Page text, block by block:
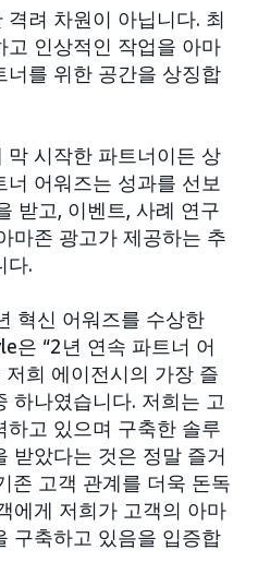
려 차원이 아닙니다. 최
고 인상적인 작업을 아마
너를 위한 공간을 상징합
막 시작한 파트너이든 상
어워즈는 성과를 선보
받고, 이벤트, 사례 연구
마존 광고가 제공하는 추
다.
혁신 어워즈를 수상한
은 “2년 연속 파트너 어
희 에이전시의 가장 즐
하나였습니다. 저희는 고
고 있으며 구축한 솔루
받았다는 것은 정말 즐거
존 고객 관계를 더욱 돈독
에게 저희가 고객의 아마
구축하고 있음을 입증합